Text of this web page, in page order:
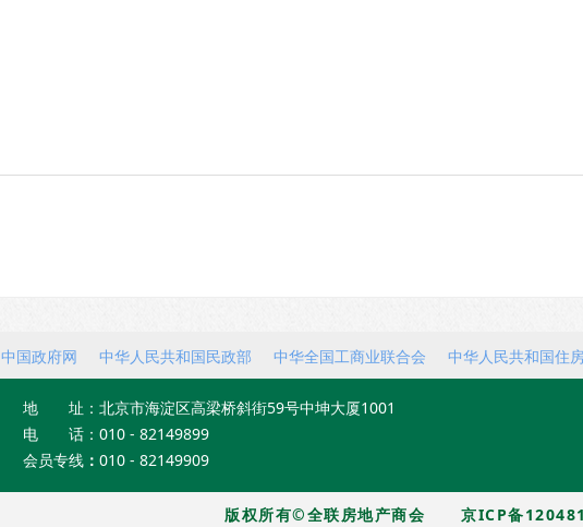
中国政府网 中华人民共和国民政部 中华全国工商业联合会 中华人民共和国住
地 址：北京市海淀区高梁桥斜街59号中坤大厦1001
电 话：010 - 82149899
会员专线 ： 010 - 82149909
版权所有©全联房地产商会 京ICP备